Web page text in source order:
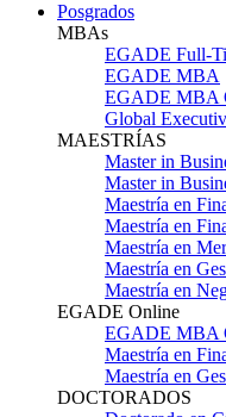
Posgrados
MBAs
EGADE Full-
EGADE MBA
EGADE MBA
Global
MAESTRÍAS
Master in
Master in
Maestría en
Maestría en
Maestría en
Maestría en
Maestría en
EGADE Online
EGADE MBA
Maestría en
Maestría en
DOCTORADOS